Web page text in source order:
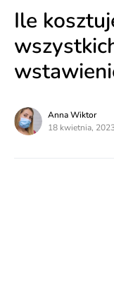
Ile
Anna Wiktor
18 kwietnia,